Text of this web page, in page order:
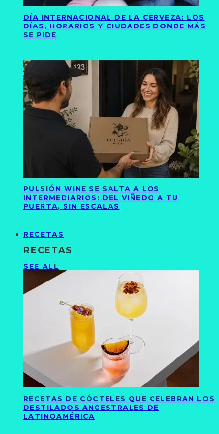
DÍA INTERNACIONAL DE LA CERVEZA: LOS
DÍAS, HORARIOS Y CIUDADES DONDE MÁS
SE PIDE
PULSIÓN WINE SE SALTA A LOS
INTERMEDIARIOS: DEL VIÑEDO A TU
PUERTA, SIN ESCALAS
RECETAS
RECETAS
SEE ALL
RECETAS DE CÓCTELES QUE CELEBRAN LOS
DESTILADOS ANCESTRALES DE
LATINOAMÉRICA